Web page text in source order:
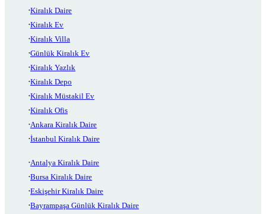
Kiralık Daire
Kiralık Ev
Kiralık Villa
Günlük Kiralık Ev
Kiralık Yazlık
Kiralık Depo
Kiralık Müstakil Ev
Kiralık Ofis
Ankara Kiralık Daire
İstanbul Kiralık Daire
Antalya Kiralık Daire
Bursa Kiralık Daire
Eskişehir Kiralık Daire
Bayrampaşa Günlük Kiralık Daire